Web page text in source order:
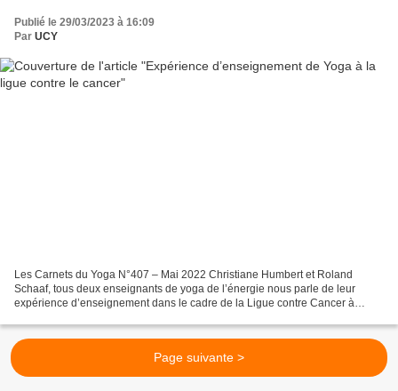
Publié le 29/03/2023 à 16:09
Par UCY
Les Carnets du Yoga N°407 – Mai 2022 Christiane Humbert et Roland
Schaaf, tous deux enseignants de yoga de l’énergie nous parle de leur
expérience d’enseignement dans le cadre de la Ligue contre Cancer à
Page suivante >